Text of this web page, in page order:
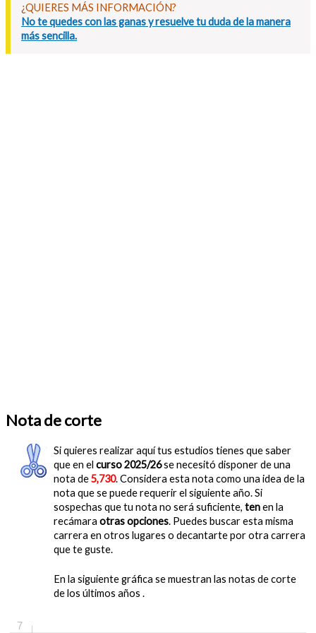
¿QUIERES MÁS INFORMACIÓN?
No te quedes con las ganas y resuelve tu duda de la manera
más sencilla.
Nota de corte
Si quieres realizar aquí tus estudios tienes que saber
que en el curso 2025/26se necesitó disponer de una
nota de5,730. Considera esta nota como una idea de la
nota que se puede requerir el siguiente año. Si
sospechas que tu nota no será suficiente, tenen la
recámara otras opciones. Puedes buscar esta misma
carrera en otros lugares o decantarte por otra carrera
que te guste.
En la siguiente gráfica se muestran las notas de corte
de los últimos años .
7